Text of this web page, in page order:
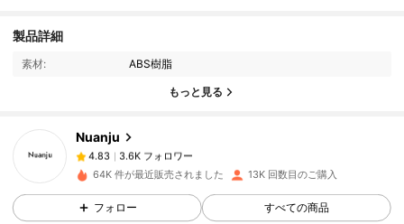
製品詳細
素材: ABS樹脂
もっと見る
Nuanju
3.6K フォロワー
4.83 3.6K フォロワー
4.83
64K 件が最近販売されました 13K 回数目のご購入
フォロー すべての商品